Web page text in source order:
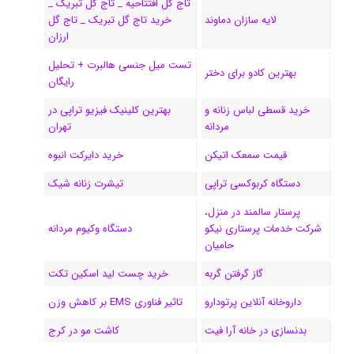
ن
ا
ر
m
م
لایه سازان دماوند
تاج گل افتتاحیه _ تاج گل تبریک _
خرید تاج گل تبریک _ تاج گل
ارزان
بهترین کادو برای دختر
تست میل جنسی هالبرت + تحلیل
رایگان
خرید قسطی لباس زنانه و
مردانه
بهترین کلینیک فیزیو تراپی در
تهران
قیمت سمعک اتیکن
خرید دایرکت انبوه
دستگاه کربوکسی تراپی
تیشرت زنانه شیک
پرستار سالمند در منزل،
شرکت خدمات پرستاری نیکو
حامیان
دستگاه وکیوم مردانه
گاز گرفتن گربه
خرید چست لید اسکین تکت
داروخانه آنلاین پرتودارو
تاثیر فناوری EMS بر کاهش وزن
بدنسازی در خانه آرا فیت
کاشت مو در کرج